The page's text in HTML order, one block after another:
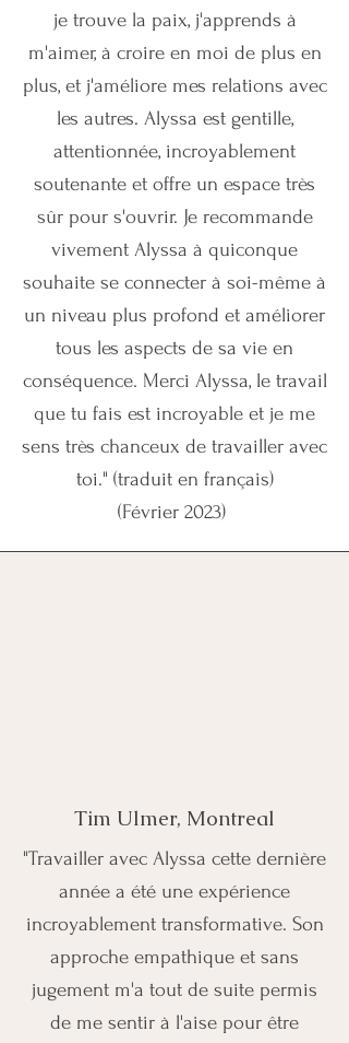
je trouve la paix, j'apprends à
m'aimer, à croire en moi de plus en
plus, et j'améliore mes relations avec
les autres. Alyssa est gentille,
attentionnée, incroyablement
soutenante et offre un espace très
sûr pour s'ouvrir. Je recommande
vivement Alyssa à quiconque
souhaite se connecter à soi-même à
un niveau plus profond et améliorer
tous les aspects de sa vie en
conséquence. Merci Alyssa, le travail
que tu fais est incroyable et je me
sens très chanceux de travailler avec
toi." (traduit en français)
(Février 2023)
Tim Ulmer, Montreal
"Travailler avec Alyssa cette dernière
année a été une expérience
incroyablement transformative. Son
approche empathique et sans
jugement m'a tout de suite permis
de me sentir à l'aise pour être